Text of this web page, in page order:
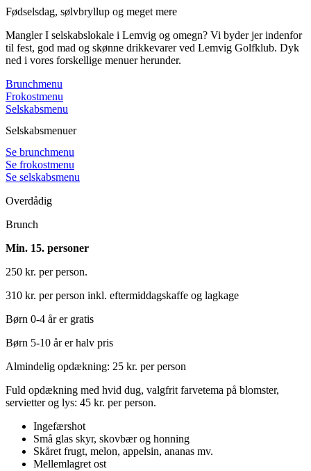
Fødselsdag, sølvbryllup og meget mere
Mangler I selskabslokale i Lemvig og omegn? Vi byder jer indenfor
til fest, god mad og skønne drikkevarer ved Lemvig Golfklub. Dyk
ned i vores forskellige menuer herunder.
Brunchmenu
Frokostmenu
Selskabsmenu
Selskabsmenuer
Se brunchmenu
Se frokostmenu
Se selskabsmenu
Overdådig
Brunch
Min. 15. personer
250 kr. per person.
310 kr. per person inkl. eftermiddagskaffe og lagkage
Børn 0-4 år er gratis
Børn 5-10 år er halv pris
Almindelig opdækning: 25 kr. per person
Fuld opdækning med hvid dug, valgfrit farvetema på blomster,
servietter og lys: 45 kr. per person.
Ingefærshot
Små glas skyr, skovbær og honning
Skåret frugt, melon, appelsin, ananas mv.
Mellemlagret ost